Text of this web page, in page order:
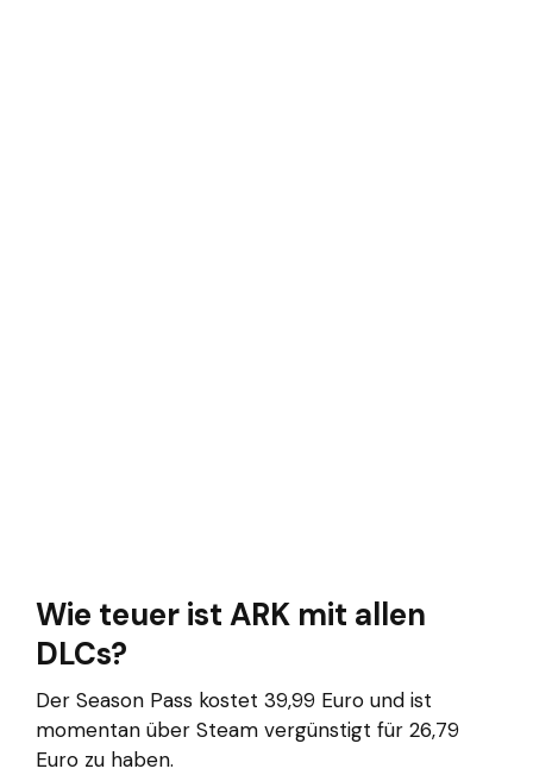
Wie teuer ist ARK mit allen
DLCs?
Der Season Pass kostet 39,99 Euro und ist
momentan über Steam vergünstigt für 26,79
Euro zu haben.